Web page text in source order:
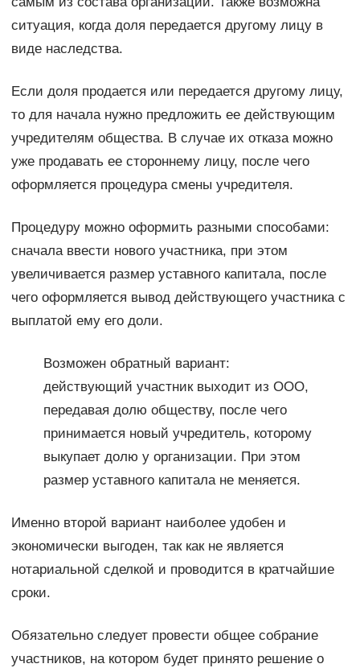
ситуация, когда доля передается другому лицу в
виде наследства.
Если доля продается или передается другому лицу,
то для начала нужно предложить ее действующим
учредителям общества. В случае их отказа можно
уже продавать ее стороннему лицу, после чего
оформляется процедура смены учредителя.
Процедуру можно оформить разными способами:
сначала ввести нового участника, при этом
увеличивается размер уставного капитала, после
чего оформляется вывод действующего участника с
выплатой ему его доли.
Возможен обратный вариант:
действующий участник выходит из ООО,
передавая долю обществу, после чего
принимается новый учредитель, которому
выкупает долю у организации. При этом
размер уставного капитала не меняется.
Именно второй вариант наиболее удобен и
экономически выгоден, так как не является
нотариальной сделкой и проводится в кратчайшие
сроки.
Обязательно следует провести общее собрание
участников, на котором будет принято решение о